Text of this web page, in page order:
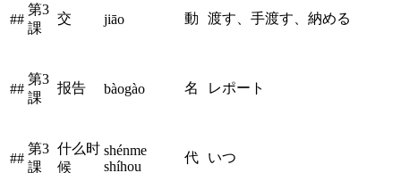
##
第3
課
交 jiāo 動 渡す、手渡す、納める
##
第3
課
报告 bàogào 名 レポート
##
第3
課
什么时
候
shénme
shíhou
代 いつ